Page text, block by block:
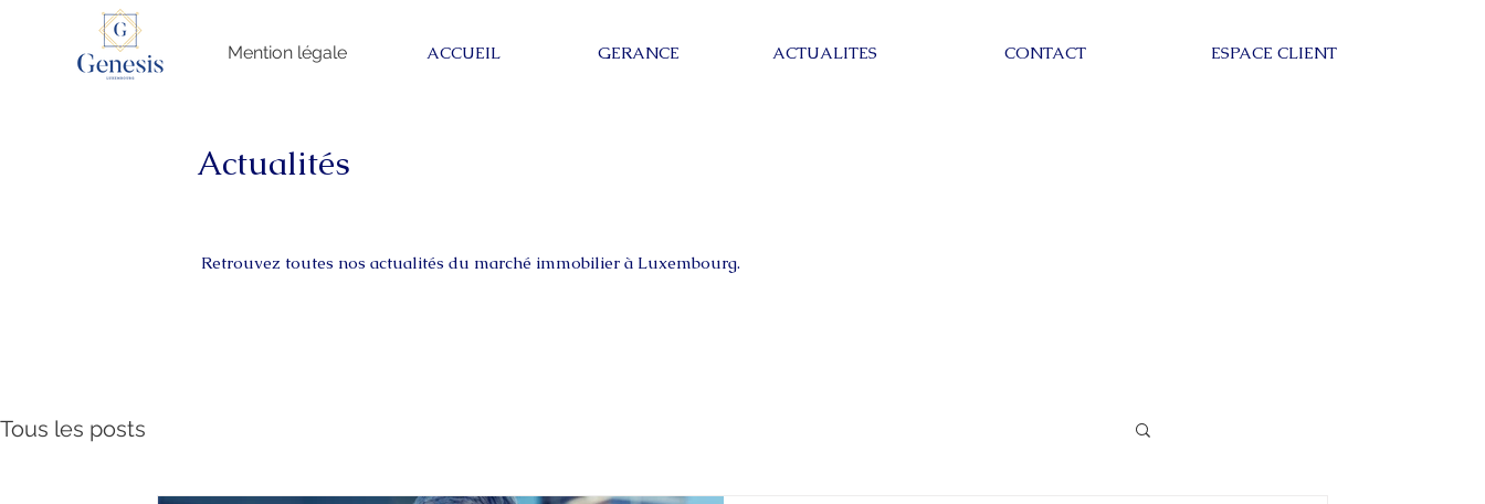
Mention légale ACCUEIL GERANCE ACTUALITES CONTACT ESPACE CLIENT
Actualités
Retrouvez toutes nos actualités du marché immobilier à Luxembourg.
Tous les posts